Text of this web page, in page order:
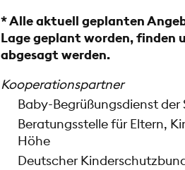
* Alle aktuell geplanten
Lage geplant worden,
abgesagt werden.
Kooperationspartner
Baby-Begrüßungsdienst
Beratungsstelle für Eltern,
Höhe
Deutscher